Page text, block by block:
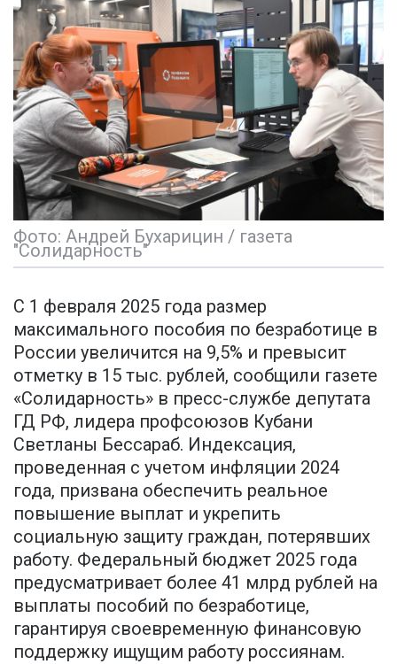
Фото: Андрей Бухарицин / газета
"Солидарность"
С 1 февраля 2025 года размер
максимального пособия по безработице в
России увеличится на 9,5% и превысит
отметку в 15 тыс. рублей, сообщили газете
«Солидарность» в пресс-службе депутата
ГД РФ, лидера профсоюзов Кубани
Светланы Бессараб. Индексация,
проведенная с учетом инфляции 2024
года, призвана обеспечить реальное
повышение выплат и укрепить
социальную защиту граждан, потерявших
работу. Федеральный бюджет 2025 года
предусматривает более 41 млрд рублей на
выплаты пособий по безработице,
гарантируя своевременную финансовую
поддержку ищущим работу россиянам.